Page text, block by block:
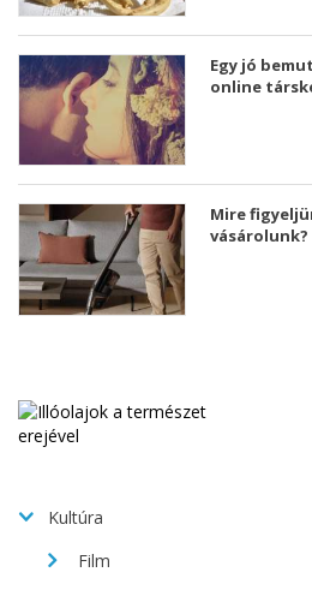
Egy jó
online
Mire
vásárolunk?
Kultúra
Film